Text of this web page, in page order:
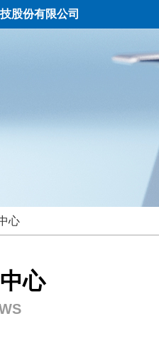
股份有限公司
心
心